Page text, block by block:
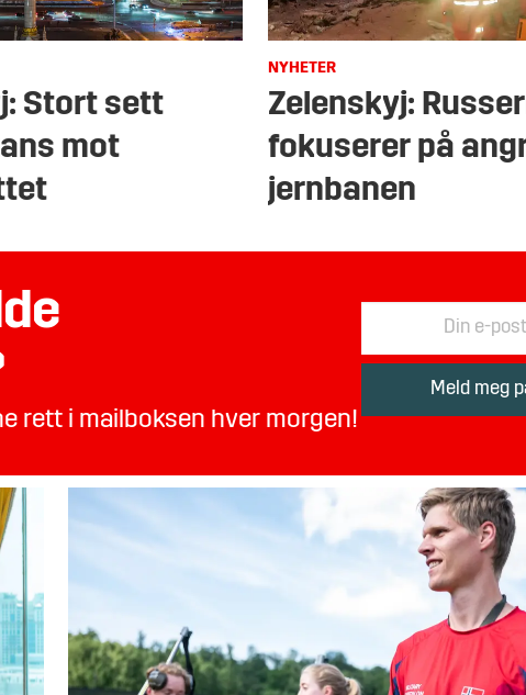
Stort sett
mot
NYHETER
Zelenskyj:
fokuserer på
jernbanen
rett i mailboksen hver morgen!